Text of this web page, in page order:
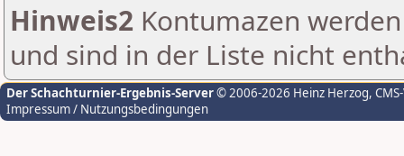
Hinweis2 Kontumazen
und sind in der Liste nicht
Der Schachturnier-Ergebnis-Server© 2006-2026 Heinz Herzog,
Impressum / Nutzungsbedingungen